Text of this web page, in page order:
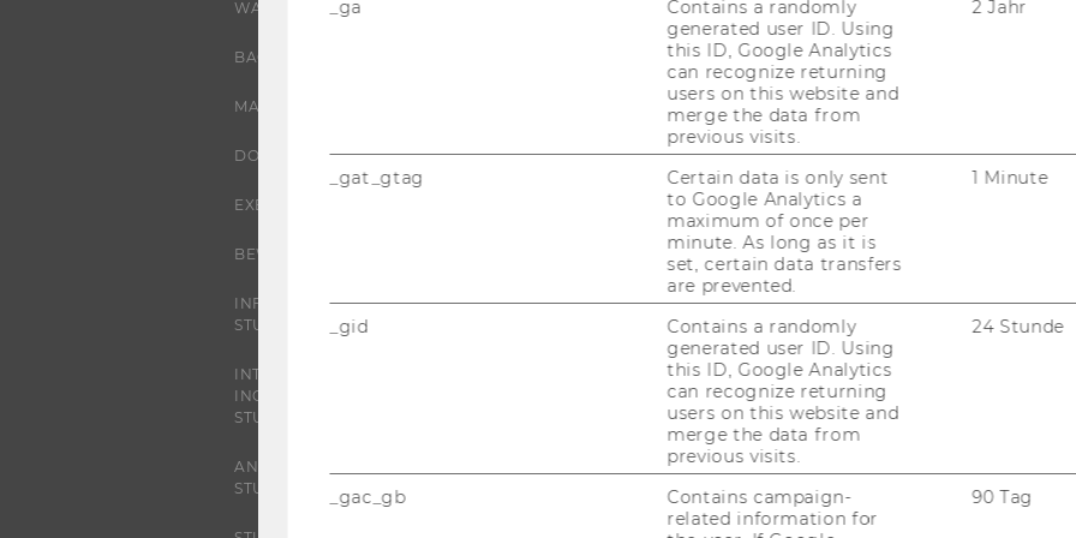
WARUM WU?
BACHELOR
MASTER
DOKTORAT / PHD
EXECUTIVE EDUCATION
BEWERBUNG UND ZULASSUNG
INFORMATIONEN FÜR
STUDIERENDE
INTERNATIONALE UND
INCOMING EXCHANGE
STUDIERENDE
ANGEBOTE FÜR SCHULEN UND
STUDIENINTERESSIERTE
FORSCHUNGSPORTAL
FORSCHENDE
IMPACT DER FORSCHUNG
ORGANISATION DER
FORSCHUNG
FORSCHUNGSINFRASTRUKTUR
_ga
Contains a randomly
generated user ID. Using
this ID, Google Analytics
can recognize returning
users on this website and
merge the data from
previous visits.
2 Jahr
_gat_gtag
Certain data is only sent
to Google Analytics a
maximum of once per
minute. As long as it is
set, certain data transfers
are prevented.
1 Minute
_gid
Contains a randomly
generated user ID. Using
this ID, Google Analytics
can recognize returning
users on this website and
merge the data from
previous visits.
24 Stunde
_gac_gb
Contains campaign-
related information for
90 Tag